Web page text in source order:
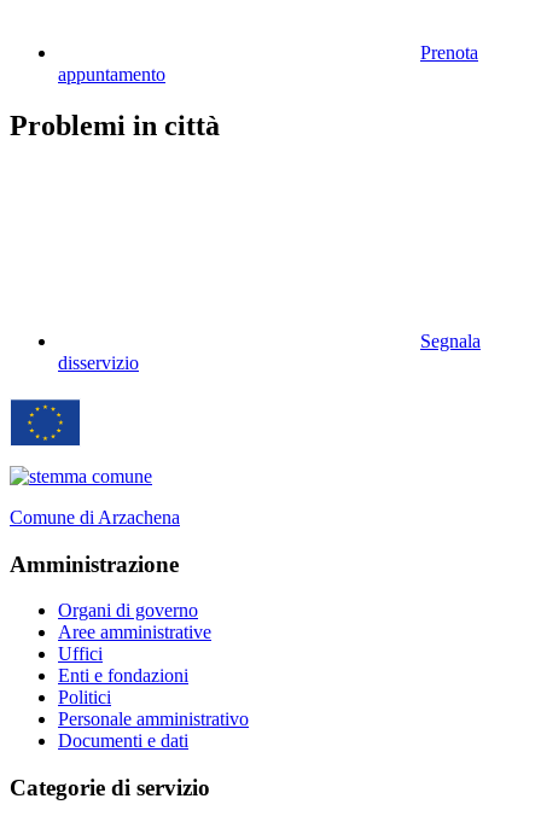
Prenota
appuntamento
Problemi in città
Segnala
disservizio
Comune di Arzachena
Amministrazione
Organi di governo
Aree amministrative
Uffici
Enti e fondazioni
Politici
Personale amministrativo
Documenti e dati
Categorie di servizio